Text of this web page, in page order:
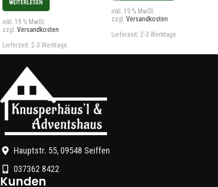
WEITERLESEN
inkl. 19 % MwSt.
zzgl. Versandkosten
Lieferzeit: 2-3 Werktage
inkl. 19 % MwSt.
zzgl. Versandkosten
Lieferzeit: 2-3 Werktage
Hauptstr. 55, 09548 Seiffen
037362 8422
Kunden